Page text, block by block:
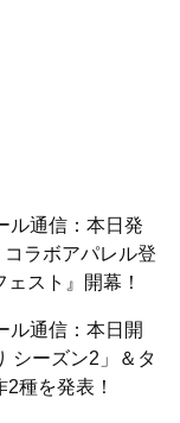
ル通信：本日発
ラボアパレル登
スト』開幕！
ル通信：本日開
シーズン2」＆タ
種を発表！